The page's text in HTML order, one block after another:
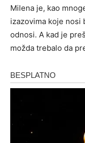
Milena je, kao
izazovima koje nosi
odnosi. A kad je
možda trebalo da